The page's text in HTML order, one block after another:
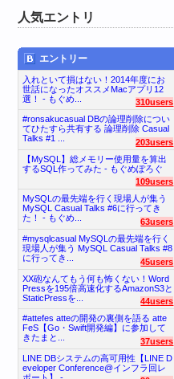
人気エントリ
エントリー
入れといて損はない！2014年度にお
世話になったオススメMacアプリ12
選！ - もぐめ...
310users
#ronsakucasual DBの論理削除につい
てひたすら共有する 論理削除 Casual
Talks #1 ...
203users
【MySQL】総メモリー使用量を算出
するSQL作ってみた - もぐめぽろぐ
109users
MySQLの最先端を行く現場人が集う
MySQL Casual Talks #6に行ってき
た！ - もぐめ...
63users
#mysqlcasual MySQLの最先端を行く
現場人が集う MySQL Casual Talks #8
に行ってき...
45users
XX砲なんてもう何も怖くない！Word
Pressを195倍高速化するAmazonS3と
StaticPressを...
44users
#attefes atteの開発の裏側を語る atte
FeS【Go・Swift開発編】に参加して
きたまと...
37users
LINE DBシステムの高可用性【LINE D
eveloper Conference@インフラ回レ